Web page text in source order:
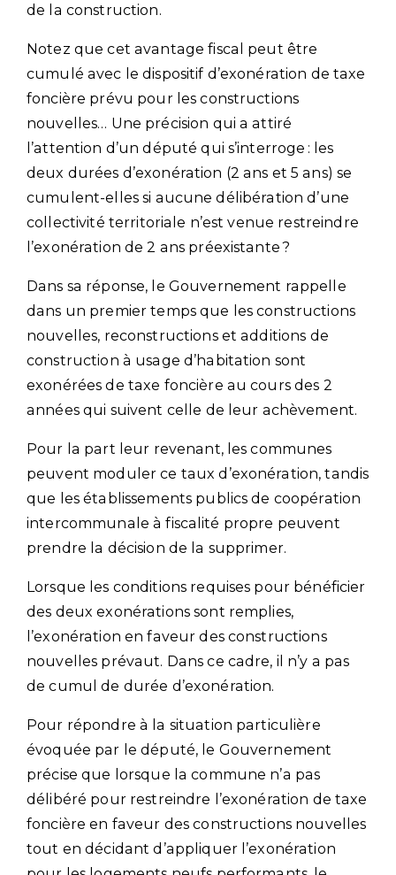
de la construction.
Notez que cet avantage fiscal peut être
cumulé avec le dispositif d’exonération de taxe
foncière prévu pour les constructions
nouvelles… Une précision qui a attiré
l’attention d’un député qui s’interroge : les
deux durées d’exonération (2 ans et 5 ans) se
cumulent-elles si aucune délibération d’une
collectivité territoriale n’est venue restreindre
l’exonération de 2 ans préexistante ?
Dans sa réponse, le Gouvernement rappelle
dans un premier temps que les constructions
nouvelles, reconstructions et additions de
construction à usage d’habitation sont
exonérées de taxe foncière au cours des 2
années qui suivent celle de leur achèvement.
Pour la part leur revenant, les communes
peuvent moduler ce taux d’exonération, tandis
que les établissements publics de coopération
intercommunale à fiscalité propre peuvent
prendre la décision de la supprimer.
Lorsque les conditions requises pour bénéficier
des deux exonérations sont remplies,
l’exonération en faveur des constructions
nouvelles prévaut. Dans ce cadre, il n’y a pas
de cumul de durée d’exonération.
Pour répondre à la situation particulière
évoquée par le député, le Gouvernement
précise que lorsque la commune n’a pas
délibéré pour restreindre l’exonération de taxe
foncière en faveur des constructions nouvelles
tout en décidant d’appliquer l’exonération